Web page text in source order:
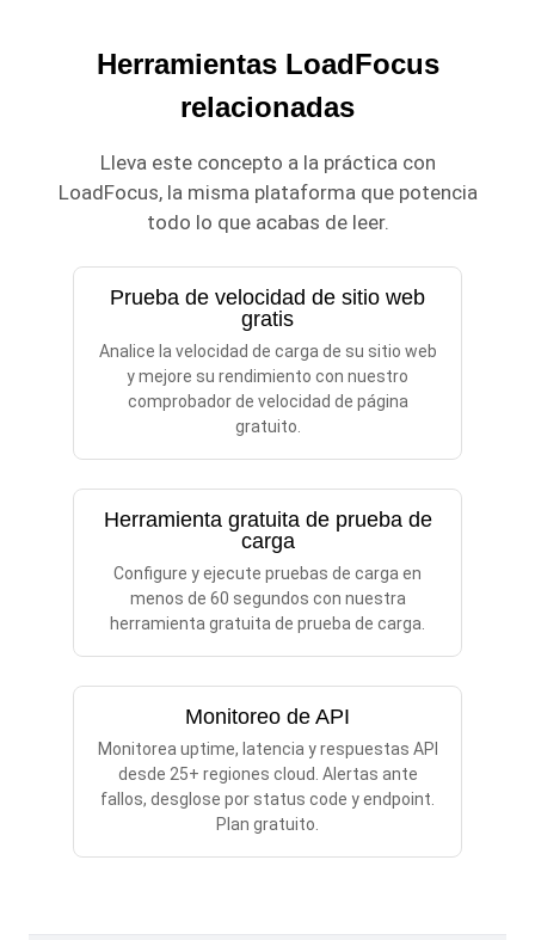
Herramientas LoadFocus
relacionadas
Lleva este concepto a la práctica con
LoadFocus, la misma plataforma que potencia
todo lo que acabas de leer.
Prueba de velocidad de sitio web
gratis
Analice la velocidad de carga de su sitio web
y mejore su rendimiento con nuestro
comprobador de velocidad de página
gratuito.
Herramienta gratuita de prueba de
carga
Configure y ejecute pruebas de carga en
menos de 60 segundos con nuestra
herramienta gratuita de prueba de carga.
Monitoreo de API
Monitorea uptime, latencia y respuestas API
desde 25+ regiones cloud. Alertas ante
fallos, desglose por status code y endpoint.
Plan gratuito.